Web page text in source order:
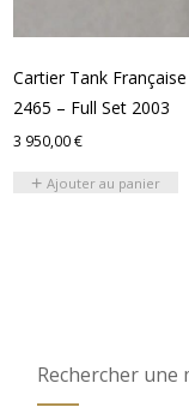
Cartier Tank
2465 – Full Set 2003
3 950,00€
Ajouter au panier
Rechercher une